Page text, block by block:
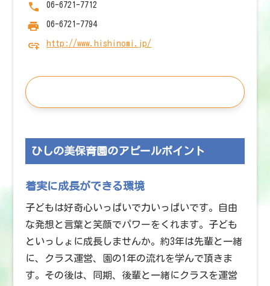
06-6721-7712
06-6721-7794
http://www.hishinomi.jp/
ひしの美保育園のアピールポイント
着実に成長ができる環境
子どもは好奇心いっぱいで力いっぱいです。自由
な発想と言葉と笑顔でパワーをくれます。子ども
といっしょに成長しませんか。約3年は先輩と一緒
に、クラス運営、園の1年の流れを学んで頂きま
す。その後は、同期、後輩と一緒にクラスを運営